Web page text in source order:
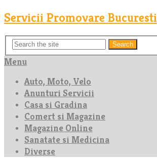
Servicii Promovare Bucuresti
Search
Menu
Auto, Moto, Velo
Anunturi Servicii
Casa si Gradina
Comert si Magazine
Magazine Online
Sanatate si Medicina
Diverse